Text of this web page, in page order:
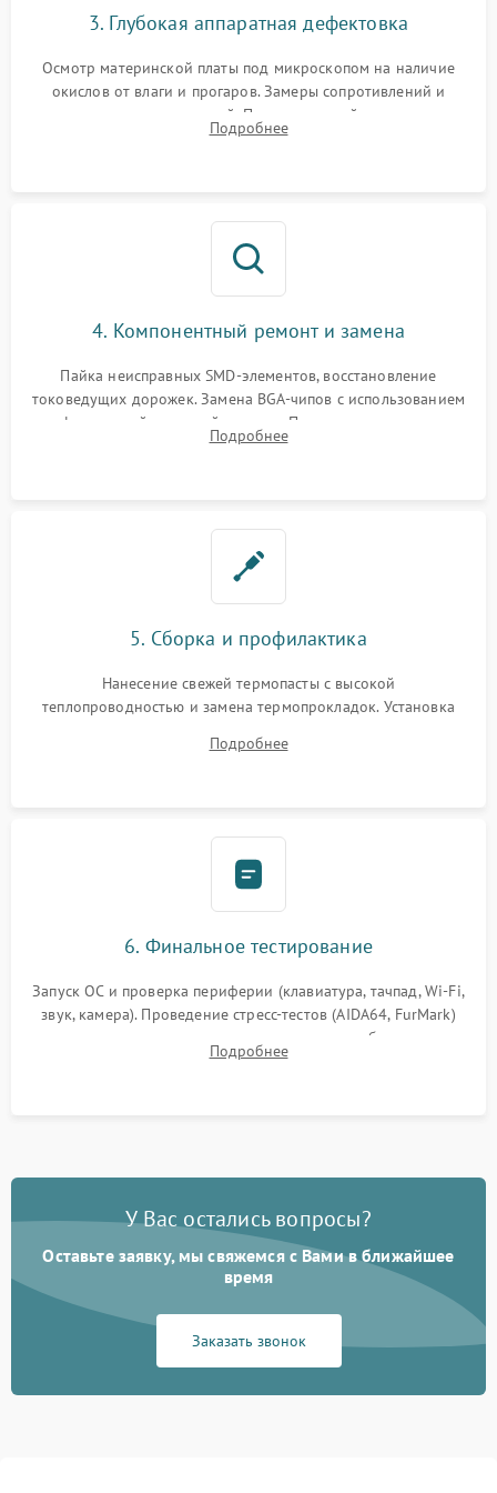
3. Глубокая аппаратная дефектовка
Осмотр материнской платы под микроскопом на наличие
окислов от влаги и прогаров. Замеры сопротивлений и
дежурных напряжений. Проверка цепей питания,
мультиконтроллера, процессора и видеочипа.
Подробнее
4. Компонентный ремонт и замена
Пайка неисправных SMD-элементов, восстановление
токоведущих дорожек. Замена BGA-чипов с использованием
инфракрасной паяльной станции. Прошивка микросхемы
BIOS или замена поврежденных портов USB
Подробнее
5. Сборка и профилактика
Нанесение свежей термопасты с высокой
теплопроводностью и замена термопрокладок. Установка
шлейфов, модулей памяти и накопителей. Предварительная
Подробнее
6. Финальное тестирование
Запуск ОС и проверка периферии (клавиатура, тачпад, Wi-Fi,
звук, камера). Проведение стресс-тестов (AIDA64, FurMark)
для контроля температурного режима и стабильности
системы под пиковой нагрузкой.
Подробнее
У Вас остались вопросы?
Оставьте заявку, мы свяжемся с Вами в ближайшее
время
Заказать звонок